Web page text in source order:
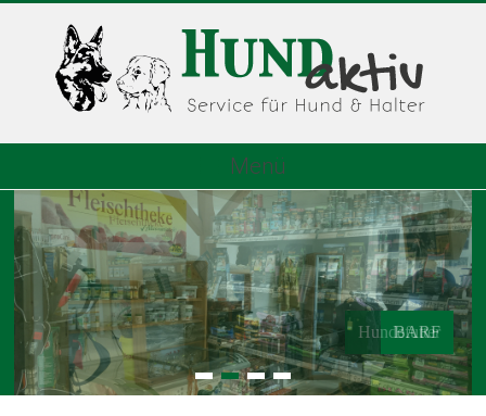
Menü
Hundefutter
BARF
1 2 3 4